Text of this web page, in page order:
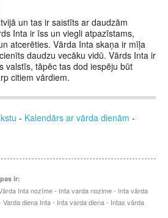
un tas ir saistīts ar daudzām
Inta ir īss un viegli atpazīstams,
atcerēties. Vārda Inta skaņa ir mīļa
daudzu vecāku vidū. Vārds Inta ir
valstīs, tāpēc tas dod iespēju būt
citiem vārdiem.
- Kalendārs ar vārda dienām -
ir:
Inta nozīme - Inta varda nozime - Inta vārda
diena Inta - Inta varda diena - Intas vārda